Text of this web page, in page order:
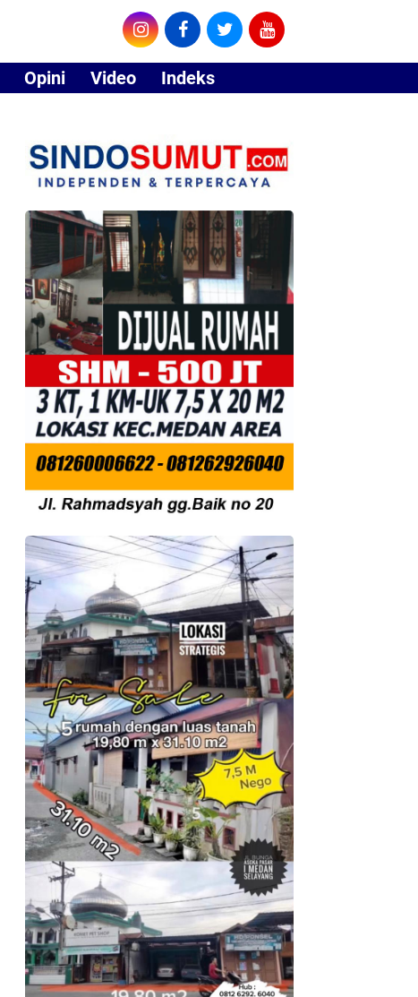
Opini Video Indeks